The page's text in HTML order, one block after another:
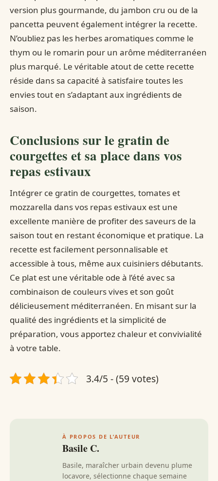
version plus gourmande, du jambon cru ou de la
pancetta peuvent également intégrer la recette.
N’oubliez pas les herbes aromatiques comme le
thym ou le romarin pour un arôme méditerranéen
plus marqué. Le véritable atout de cette recette
réside dans sa capacité à satisfaire toutes les
envies tout en s’adaptant aux ingrédients de
saison.
Conclusions sur le gratin de
courgettes et sa place dans vos
repas estivaux
Intégrer ce gratin de courgettes, tomates et
mozzarella dans vos repas estivaux est une
excellente manière de profiter des saveurs de la
saison tout en restant économique et pratique. La
recette est facilement personnalisable et
accessible à tous, même aux cuisiniers débutants.
Ce plat est une véritable ode à l’été avec sa
combinaison de couleurs vives et son goût
délicieusement méditerranéen. En misant sur la
qualité des ingrédients et la simplicité de
préparation, vous apportez chaleur et convivialité
à votre table.
3.4/5 - (59 votes)
À PROPOS DE L’AUTEUR
Basile C.
Basile, maraîcher urbain devenu plume
locavore, sélectionne chaque semaine